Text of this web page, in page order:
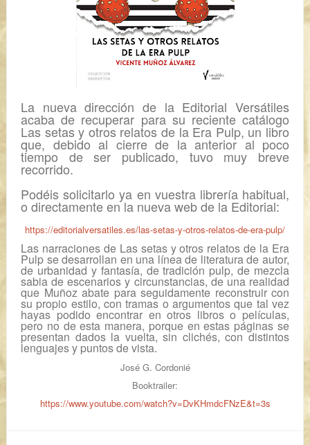
La nueva dirección de la Editorial Versátiles
acaba de recuperar para su reciente catálogo
Las setas y otros relatos de la Era Pulp, un libro
que, debido al cierre de la anterior al poco
tiempo de ser publicado, tuvo muy breve
recorrido.
Podéis solicitarlo ya en vuestra librería habitual,
o directamente en la nueva web de la Editorial:
https://editorialversatiles.es/las-setas-y-otros-relatos-de-era-pulp/
Las narraciones de Las setas y otros relatos de la Era
Pulp se desarrollan en una línea de literatura de autor,
de urbanidad y fantasía, de tradición pulp, de mezcla
sabia de escenarios y circunstancias, de una realidad
que Muñoz abate para seguidamente reconstruir con
su propio estilo, con tramas o argumentos que tal vez
hayas podido encontrar en otros libros o películas,
pero no de esta manera, porque en estas páginas se
presentan dados la vuelta, sin clichés, con distintos
lenguajes y puntos de vista.
José G. Cordonié
Booktrailer:
https://www.youtube.com/watch?v=DvKHmdcFNzE&t=3s